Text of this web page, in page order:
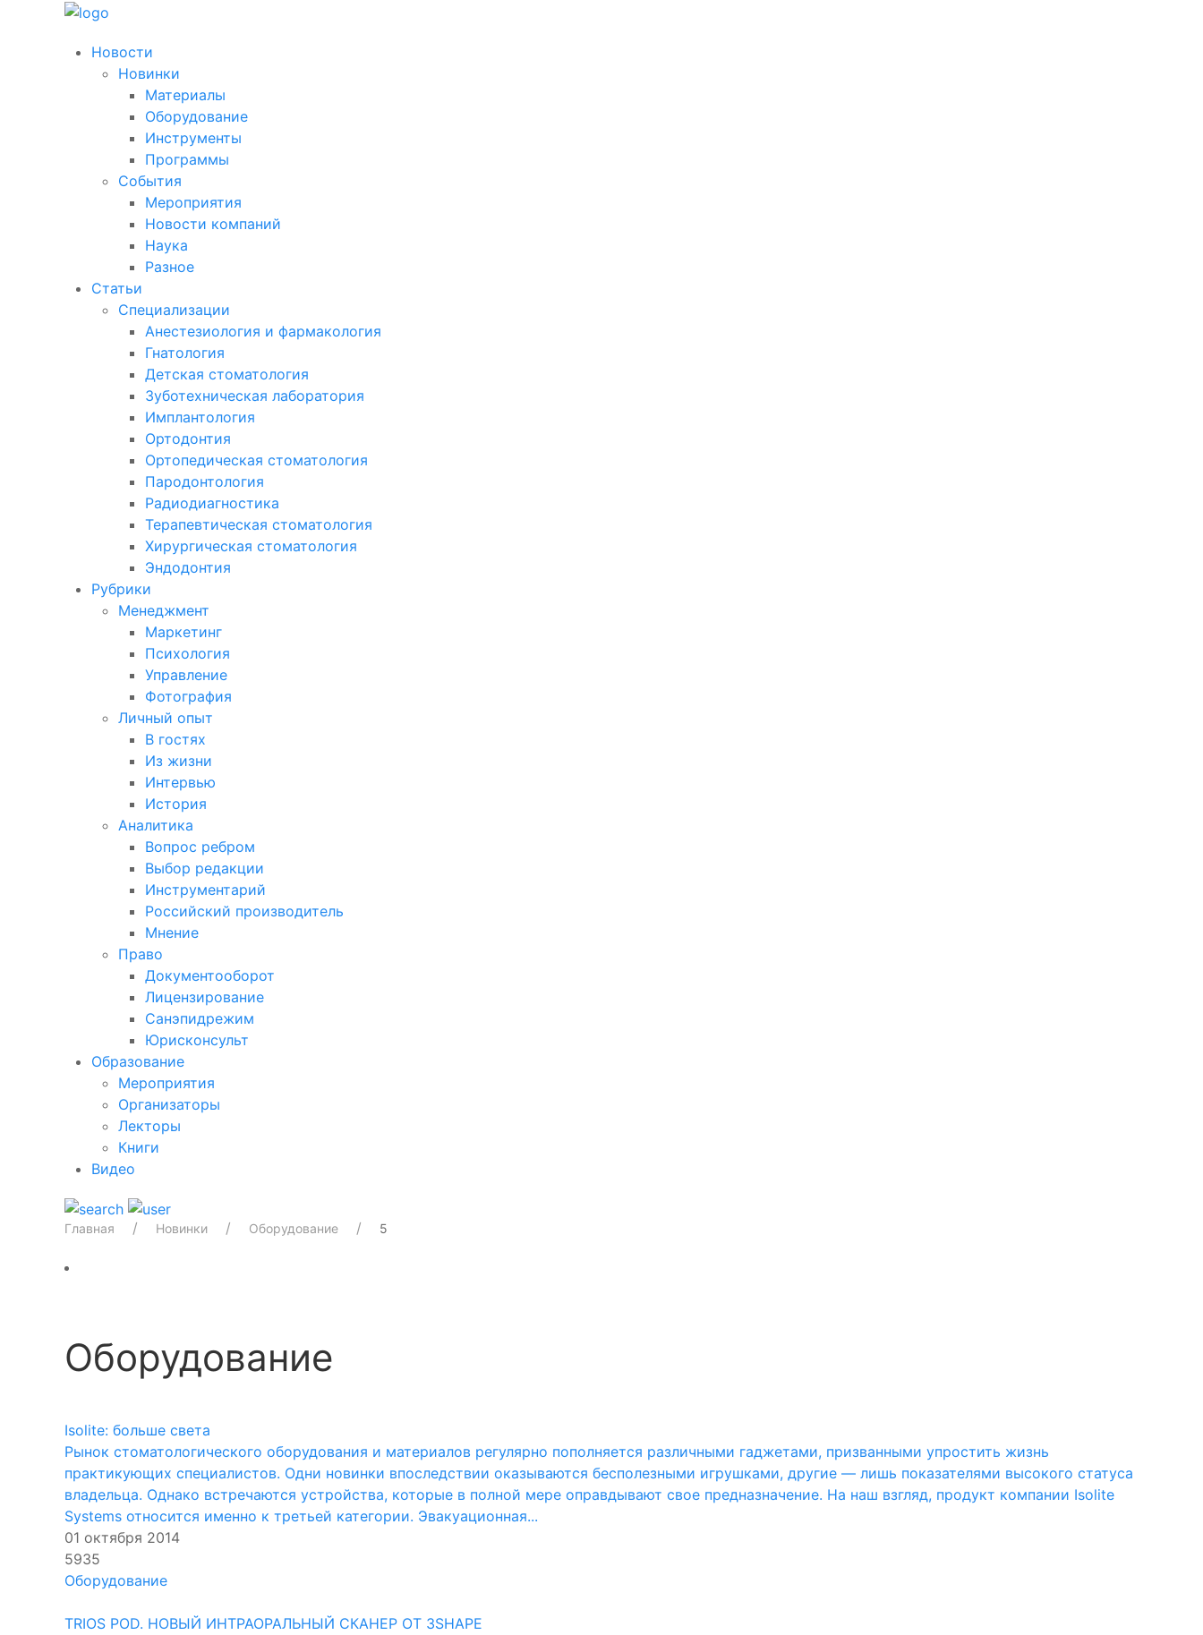
Новости
Новинки
Материалы
Оборудование
Инструменты
Программы
События
Мероприятия
Новости компаний
Наука
Разное
Статьи
Специализации
Анестезиология и фармакология
Гнатология
Детская стоматология
Зуботехническая лаборатория
Имплантология
Ортодонтия
Ортопедическая стоматология
Пародонтология
Радиодиагностика
Терапевтическая стоматология
Хирургическая стоматология
Эндодонтия
Рубрики
Менеджмент
Маркетинг
Психология
Управление
Фотография
Личный опыт
В гостях
Из жизни
Интервью
История
Аналитика
Вопрос ребром
Выбор редакции
Инструментарий
Российский производитель
Мнение
Право
Документооборот
Лицензирование
Санэпидрежим
Юрисконсульт
Образование
Мероприятия
Организаторы
Лекторы
Книги
Видео
Главная Новинки Оборудование 5
Оборудование
Isolite: больше света
Рынок стоматологического оборудования и материалов регулярно пополняется различными гаджетами, призванными упростить жизнь
практикующих специалистов. Одни новинки впоследствии оказываются бесполезными игрушками, другие — лишь показателями высокого статуса
владельца. Однако встречаются устройства, которые в полной мере оправдывают свое предназначение. На наш взгляд, продукт компании Isolite
Systems относится именно к третьей категории. Эвакуационная...
01 октября 2014
5935
Оборудование
TRIOS POD. НОВЫЙ ИНТРАОРАЛЬНЫЙ СКАНЕР ОТ 3SHAPE